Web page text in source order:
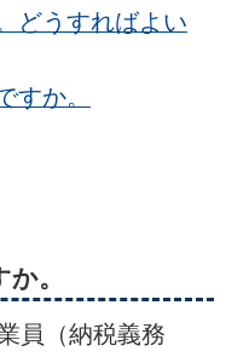
どうすればよい
すか。
。
員（納税義務